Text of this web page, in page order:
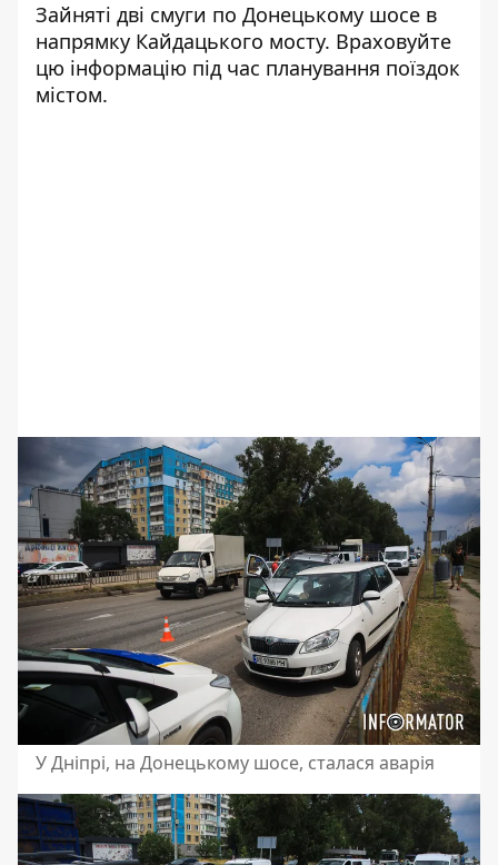
Зайняті дві смуги по Донецькому шосе в
напрямку Кайдацького мосту. Враховуйте
цю інформацію під час планування поїздок
містом.
У Дніпрі, на Донецькому шосе, сталася аварія